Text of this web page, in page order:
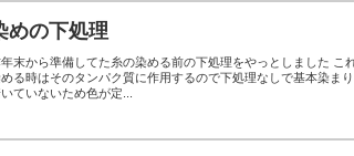
めの下処理
末から準備してた糸の染める前の下処理をやっとしました こ
る時はそのタンパク質に作用するので下処理なしで基本染ま
ていないため色が定...